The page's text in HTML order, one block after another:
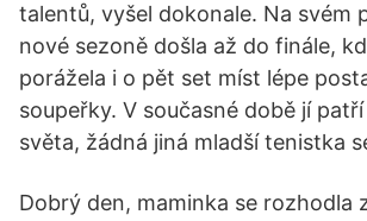
talentů, vyšel dokonale. Na svém
nové sezoně došla až do finále,
porážela i o pět set míst lépe
soupeřky. V současné době jí
světa, žádná jiná mladší tenistka
Dobrý den, maminka se rozhodla